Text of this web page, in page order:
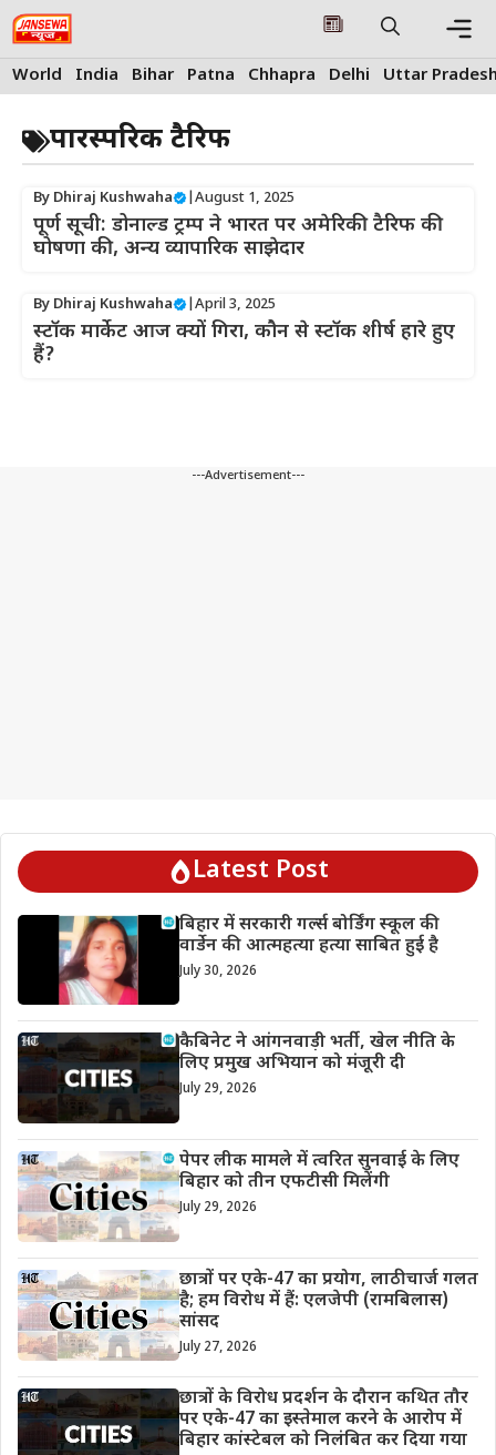
Skip
to
content
World India Bihar Patna Chhapra Delhi Uttar
पारस्परिक टैरिफ
By Dhiraj Kushwaha August 1, 2025
पूर्ण सूची: डोनाल्ड ट्रम्प ने भारत पर अमेरिकी टैरिफ की
घोषणा की, अन्य व्यापारिक साझेदार
By Dhiraj Kushwaha April 3, 2025
स्टॉक मार्केट आज क्यों गिरा, कौन से स्टॉक शीर्ष हारे हुए
हैं?
---Advertisement---
Latest Post
बिहार में सरकारी गर्ल्स बोर्डिंग स्कूल की
वार्डेन की आत्महत्या हत्या साबित हुई है
July 30, 2026
कैबिनेट ने आंगनवाड़ी भर्ती, खेल नीति के
लिए प्रमुख अभियान को मंजूरी दी
July 29, 2026
पेपर लीक मामले में त्वरित सुनवाई के लिए
बिहार को तीन एफटीसी मिलेंगी
July 29, 2026
छात्रों पर एके-47 का प्रयोग, लाठीचार्ज गलत
है; हम विरोध में हैं: एलजेपी (रामबिलास)
सांसद
July 27, 2026
छात्रों के विरोध प्रदर्शन के दौरान कथित तौर
पर एके-47 का इस्तेमाल करने के आरोप में
बिहार कांस्टेबल को निलंबित कर दिया गया